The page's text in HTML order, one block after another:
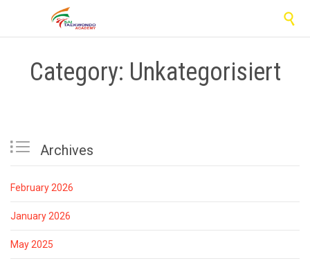

Category: Unkategorisiert
 Archives
February 2026
January 2026
May 2025